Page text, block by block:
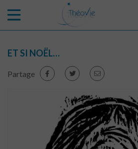
ET SI NOËL…
Partage